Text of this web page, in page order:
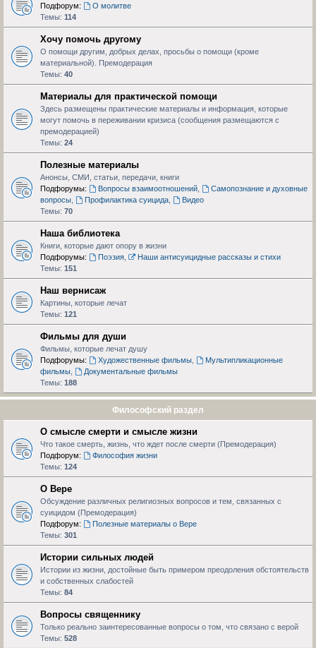
Подфорум:
О молитве
Темы: 114
Хочу помочь другому
О помощи другим, добрых делах, просьбы о помощи (кроме
материальной). Премодерация
Темы: 40
Материалы для практической помощи
Здесь размещены практические материалы и информация, которые
могут помочь в переживании кризиса (сообщения размещаются с
премодерацией)
Темы: 24
Полезные материалы
Анонсы, СМИ, статьи, передачи, книги
Подфорумы:
Вопросы взаимоотношений,
Самопознание и духовные
вопросы
Профилактика суицида,
Видео
Темы: 70
Наша библиотека
Книги, которые дают опору в жизни
Подфорумы:
Поэзия,
Наши антисуицидные рассказы и стихи
Темы: 151
Наш вернисаж
Картины, которые лечат
Темы: 121
Фильмы для души
Фильмы, которые лечат душу
Подфорумы:
Художественные фильмы,
Мультипликационные
фильмы
Документальные фильмы
Темы: 188
Философский раздел
О смысле смерти и смысле жизни
Что такое смерть, жизнь, что ждет после смерти (Премодерация)
Подфорум:
Философия жизни
Темы: 124
О Вере
Обсуждение различных религиозных вопросов и тем, связанных с
суицидом (Премодерация)
Подфорум:
Полезные материалы о Вере
Темы: 301
Истории сильных людей
Истории из жизни, достойные быть примером преодоления обстоятельств
и собственных слабостей
Темы: 84
Вопросы священнику
Только реально заинтересованные вопросы о том, что связано с верой
Темы: 528